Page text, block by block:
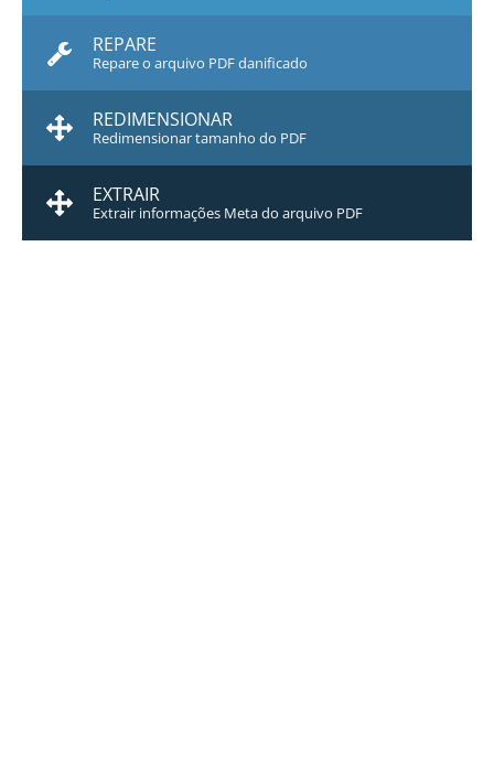
REPARE
Repare o arquivo PDF danificado
REDIMENSIONAR
Redimensionar tamanho do PDF
EXTRAIR
Extrair informações Meta do arquivo PDF